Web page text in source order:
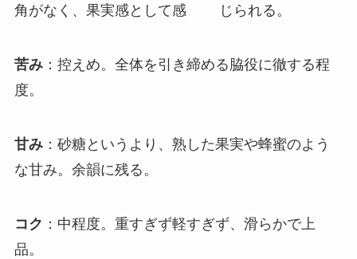
角がなく、果実感として感 じられる。
苦み：控えめ。全体を引き締める脇役に徹する程
度。
甘み：砂糖というより、熟した果実や蜂蜜のよう
な甘み。余韻に残る。
コク ：中程度。重すぎず軽すぎず、滑らかで上
品。